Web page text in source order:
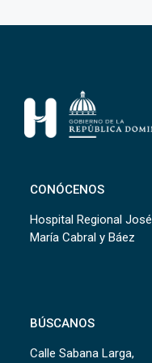
CONÓCENOS
Hospital Regional José
María Cabral y Báez
BÚSCANOS
Calle Sabana Larga,